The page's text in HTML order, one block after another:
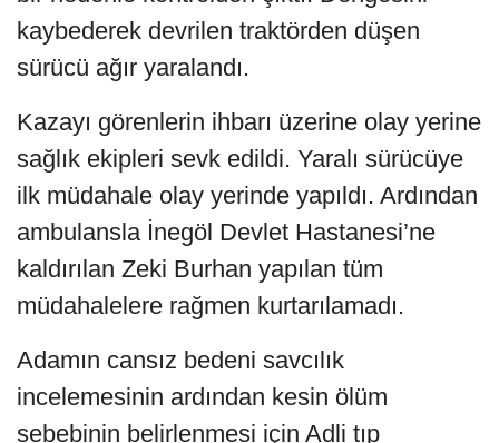
kaybederek devrilen traktörden düşen
sürücü ağır yaralandı.
Kazayı görenlerin ihbarı üzerine olay yerine
sağlık ekipleri sevk edildi. Yaralı sürücüye
ilk müdahale olay yerinde yapıldı. Ardından
ambulansla İnegöl Devlet Hastanesi’ne
kaldırılan Zeki Burhan yapılan tüm
müdahalelere rağmen kurtarılamadı.
Adamın cansız bedeni savcılık
incelemesinin ardından kesin ölüm
sebebinin belirlenmesi için Adli tıp